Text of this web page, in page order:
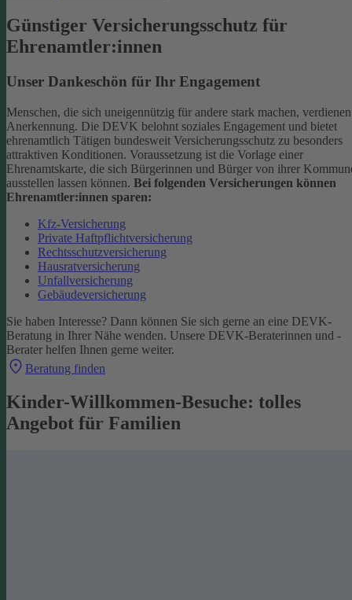
Günstiger Versicherungsschutz für
Ehrenamtler:innen
Unser Dankeschön für Ihr Engagement
Menschen, die sich uneigennützig für andere stark machen, verdienen
Anerkennung. Die DEVK belohnt soziales Engagement und bietet
ehrenamtlich Tätigen bundesweit Versicherungsschutz zu besonders
attraktiven Konditionen. Voraussetzung ist die Vorlage einer
Ehrenamtskarte, die sich Bürgerinnen und Bürger von ihrer
ausstellen lassen können. Bei folgenden Versicherungen können
Ehrenamtler:innen sparen:
Kfz-Versicherung
Private Haftpflichtversicherung
Rechtsschutzversicherung
Hausratversicherung
Unfallversicherung
Gebäudeversicherung
Sie haben Interesse? Dann können Sie sich gerne an eine DEVK-
Beratung in Ihrer Nähe wenden. Unsere DEVK-Beraterinnen und -
Berater helfen Ihnen gerne weiter.
Beratung finden
Kinder-Willkommen-Besuche: tolles
Angebot für Familien